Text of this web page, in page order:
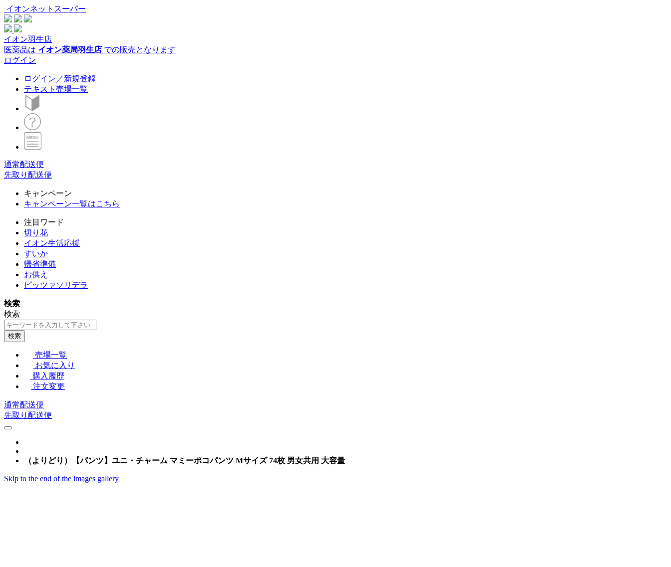
イオンネットスーパー
イオン羽生店
医薬品は イオン薬局羽生店 での販売となります
ログイン
ログイン／新規登録
テキスト売場一覧
通常配送便
先取り配送便
キャンペーン
キャンペーン一覧はこちら
注目ワード
切り花
イオン生活応援
すいか
帰省準備
お供え
ピッツァソリデラ
検索
検索
検索
売場一覧
お気に入り
購入履歴
注文変更
通常配送便
先取り配送便
（よりどり）【パンツ】ユニ・チャーム マミーポコパンツ Mサイズ 74枚 男女共用 大容量
Skip to the end of the images gallery